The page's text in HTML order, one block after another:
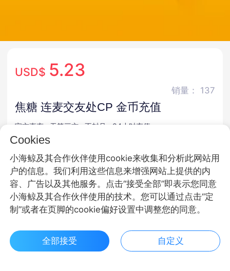
USD$ 5.23
销量： 137
焦糖 连麦交友处CP 金币充值
官方直充 · 无第三方 · 不封号 · 24小时充值
商品规格
直充
商品面额
28800金币 48800金币 68800金币
$ 5.23立即购买
Cookies
小海鲸及其合作伙伴使用cookie来收集和分析此网站用
户的信息。我们利用这些信息来增强网站上提供的内
容、广告以及其他服务。点击“接受全部”即表示您同意
小海鲸及其合作伙伴使用的技术。您可以通过点击“定
制”或者在页脚的cookie偏好设置中调整您的同意。
全部接受 自定义